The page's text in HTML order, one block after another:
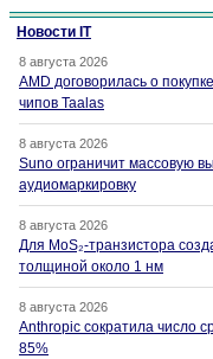
Новости IT
8 августа 2026
AMD договорилась о
чипов Taalas
8 августа 2026
Suno ограничит массовую
аудиомаркировку
8 августа 2026
Для MoS₂-транзистора
толщиной около 1 нм
8 августа 2026
Anthropic сократила число
85%